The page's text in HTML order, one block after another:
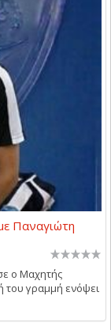
Παναγιώτη
ο Μαχητής
του γραμμή ενόψει